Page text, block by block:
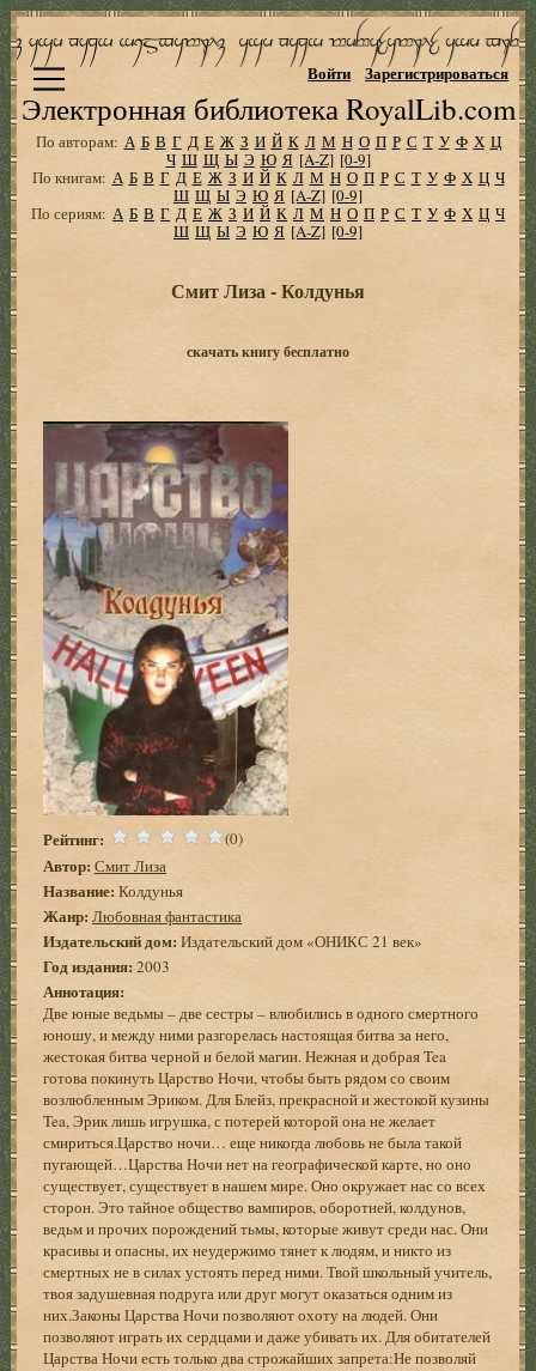
Электронная библиотека RoyalLib.com
Войти Зарегистрироваться
По авторам: А Б В Г Д Е Ж З И Й К Л М Н О П Р С Т У Ф Х Ц
Ч Ш Щ Ы Э Ю Я [A-Z] [0-9]
По книгам: А Б В Г Д Е Ж З И Й К Л М Н О П Р С Т У Ф Х Ц Ч
Ш Щ Ы Э Ю Я [A-Z] [0-9]
По сериям: А Б В Г Д Е Ж З И Й К Л М Н О П Р С Т У Ф Х Ц Ч
Ш Щ Ы Э Ю Я [A-Z] [0-9]
Смит Лиза - Колдунья
скачать книгу бесплатно
Рейтинг: (0)
Автор: Смит Лиза
Название: Колдунья
Жанр: Любовная фантастика
Издательский дом:Издательский дом «ОНИКС 21 век»
Год издания: 2003
Аннотация:
Две юные ведьмы – две сестры – влюбились в одного смертного
юношу, и между ними разгорелась настоящая битва за него,
жестокая битва черной и белой магии. Нежная и добрая Tea
готова покинуть Царство Ночи, чтобы быть рядом со своим
возлюбленным Эриком. Для Блейз, прекрасной и жестокой кузины
Tea, Эрик лишь игрушка, с потерей которой она не желает
смириться.Царство ночи… еще никогда любовь не была такой
пугающей…Царства Ночи нет на географической карте, но оно
существует, существует в нашем мире. Оно окружает нас со всех
сторон. Это тайное общество вампиров, оборотней, колдунов,
ведьм и прочих порождений тьмы, которые живут среди нас. Они
красивы и опасны, их неудержимо тянет к людям, и никто из
смертных не в силах устоять перед ними. Твой школьный учитель,
твоя задушевная подруга или друг могут оказаться одним из
них.Законы Царства Ночи позволяют охоту на людей. Они
позволяют играть их сердцами и даже убивать их. Для обитателей
Царства Ночи есть только два строжайших запрета:Не позволяй